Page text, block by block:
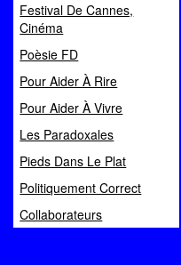
Festival De Cannes,
Cinéma
Poèsie FD
Pour Aider À Rire
Pour Aider À Vivre
Les Paradoxales
Pieds Dans Le Plat
Politiquement Correct
Collaborateurs